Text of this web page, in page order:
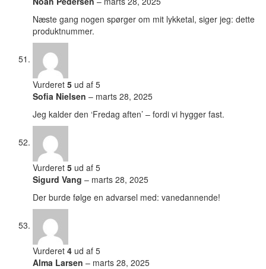
Næste gang nogen spørger om mit lykketal, siger jeg: dette
produktnummer.
Vurderet 5 ud af 5
Sofia Nielsen – marts 28, 2025
Jeg kalder den ‘Fredag aften’ – fordi vi hygger fast.
Vurderet 5 ud af 5
Sigurd Vang – marts 28, 2025
Der burde følge en advarsel med: vanedannende!
Vurderet 4 ud af 5
Alma Larsen – marts 28, 2025